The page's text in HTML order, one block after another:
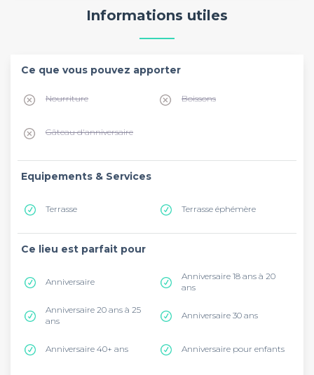
Informations utiles
Ce que vous pouvez apporter
Nourriture Boissons
Gâteau d'anniversaire
Equipements & Services
Terrasse Terrasse éphémère
Ce lieu est parfait pour
Anniversaire
Anniversaire 18 ans à 20
ans
Anniversaire 20 ans à 25
ans
Anniversaire 30 ans
Anniversaire 40+ ans Anniversaire pour enfants